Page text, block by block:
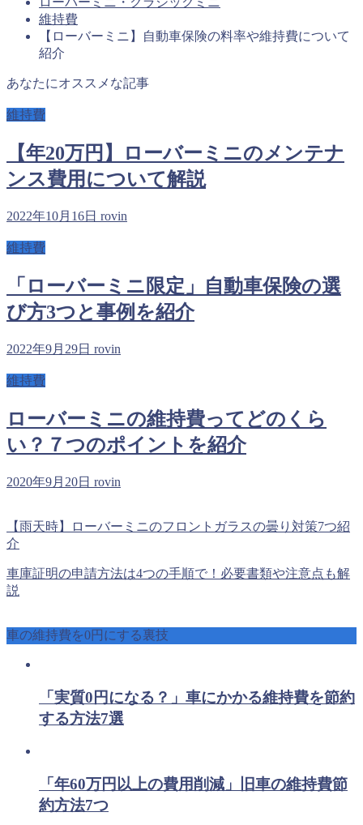
維持費
【ローバーミニ】自動車保険の料率や維持費について
紹介
あなたにオススメな記事
維持費
【年20万円】ローバーミニのメンテナ
ンス費用について解説
2022年10月16日 rovin
維持費
「ローバーミニ限定」自動車保険の選
び方3つと事例を紹介
2022年9月29日 rovin
維持費
ローバーミニの維持費ってどのくら
い？７つのポイントを紹介
2020年9月20日 rovin
【雨天時】ローバーミニのフロントガラスの曇り対策7つ紹
介
車庫証明の申請方法は4つの手順で！必要書類や注意点も解
説
車の維持費を0円にする裏技
「実質0円になる？」車にかかる維持費を節約
する方法7選
「年60万円以上の費用削減」旧車の維持費節
約方法7つ